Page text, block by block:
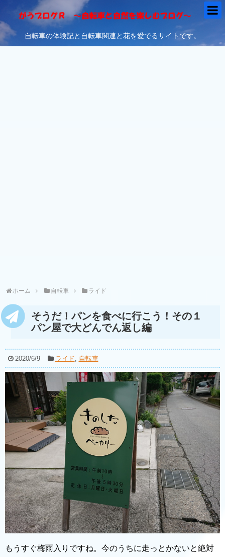
自転車の体験記と自転車関連と花を愛でるサイトです。
ホーム 自転車 ライド
そうだ！パンを食べに行こう！その１
パン屋で大どんでん返し編
2020/6/9 ライド, 自転車
もうすぐ梅雨入りですね。今のうちに走っとかないと絶対